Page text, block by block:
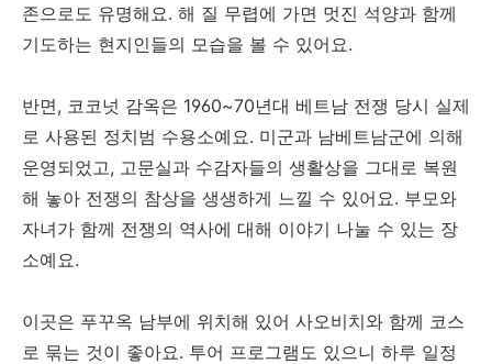
존으로도 유명해요. 해 질 무렵에 가면 멋진 석양과 함께
기도하는 현지인들의 모습을 볼 수 있어요.
반면, 코코넛 감옥은 1960~70년대 베트남 전쟁 당시 실제
로 사용된 정치범 수용소예요. 미군과 남베트남군에 의해
운영되었고, 고문실과 수감자들의 생활상을 그대로 복원
해 놓아 전쟁의 참상을 생생하게 느낄 수 있어요. 부모와
자녀가 함께 전쟁의 역사에 대해 이야기 나눌 수 있는 장
소예요.
이곳은 푸꾸옥 남부에 위치해 있어 사오비치와 함께 코스
로 묶는 것이 좋아요. 투어 프로그램도 있으니 하루 일정